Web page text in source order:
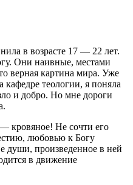
в возрасте 17 — 22 лет.
Они наивные, местами
верная картина мира. Уже
кафедре теологии, я поняла
и добро. Но мне дороги
— кровяное! Не сочти его
любовью к Богу
произведенное в ней
в движение